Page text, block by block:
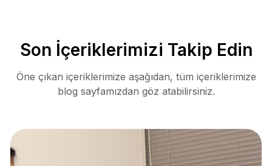
Son İçeriklerimizi Takip Edin
Öne çıkan içeriklerimize aşağıdan, tüm içeriklerimize
blog sayfamızdan göz atabilirsiniz.